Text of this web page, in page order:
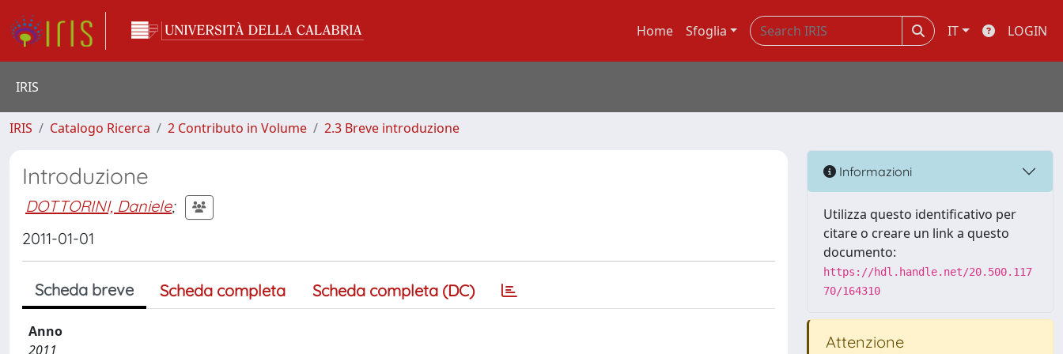
Home Sfoglia IT LOGIN
IRIS
IRIS Catalogo Ricerca 2 Contributo in Volume 2.3 Breve introduzione
Introduzione
DOTTORINI, Daniele;
2011-01-01
Scheda breve Scheda completa Scheda completa (DC)
Anno
2011
Informazioni
Utilizza questo identificativo per
citare o creare un link a questo
documento:
https://hdl.handle.net/20.500.117
70/164310
Attenzione